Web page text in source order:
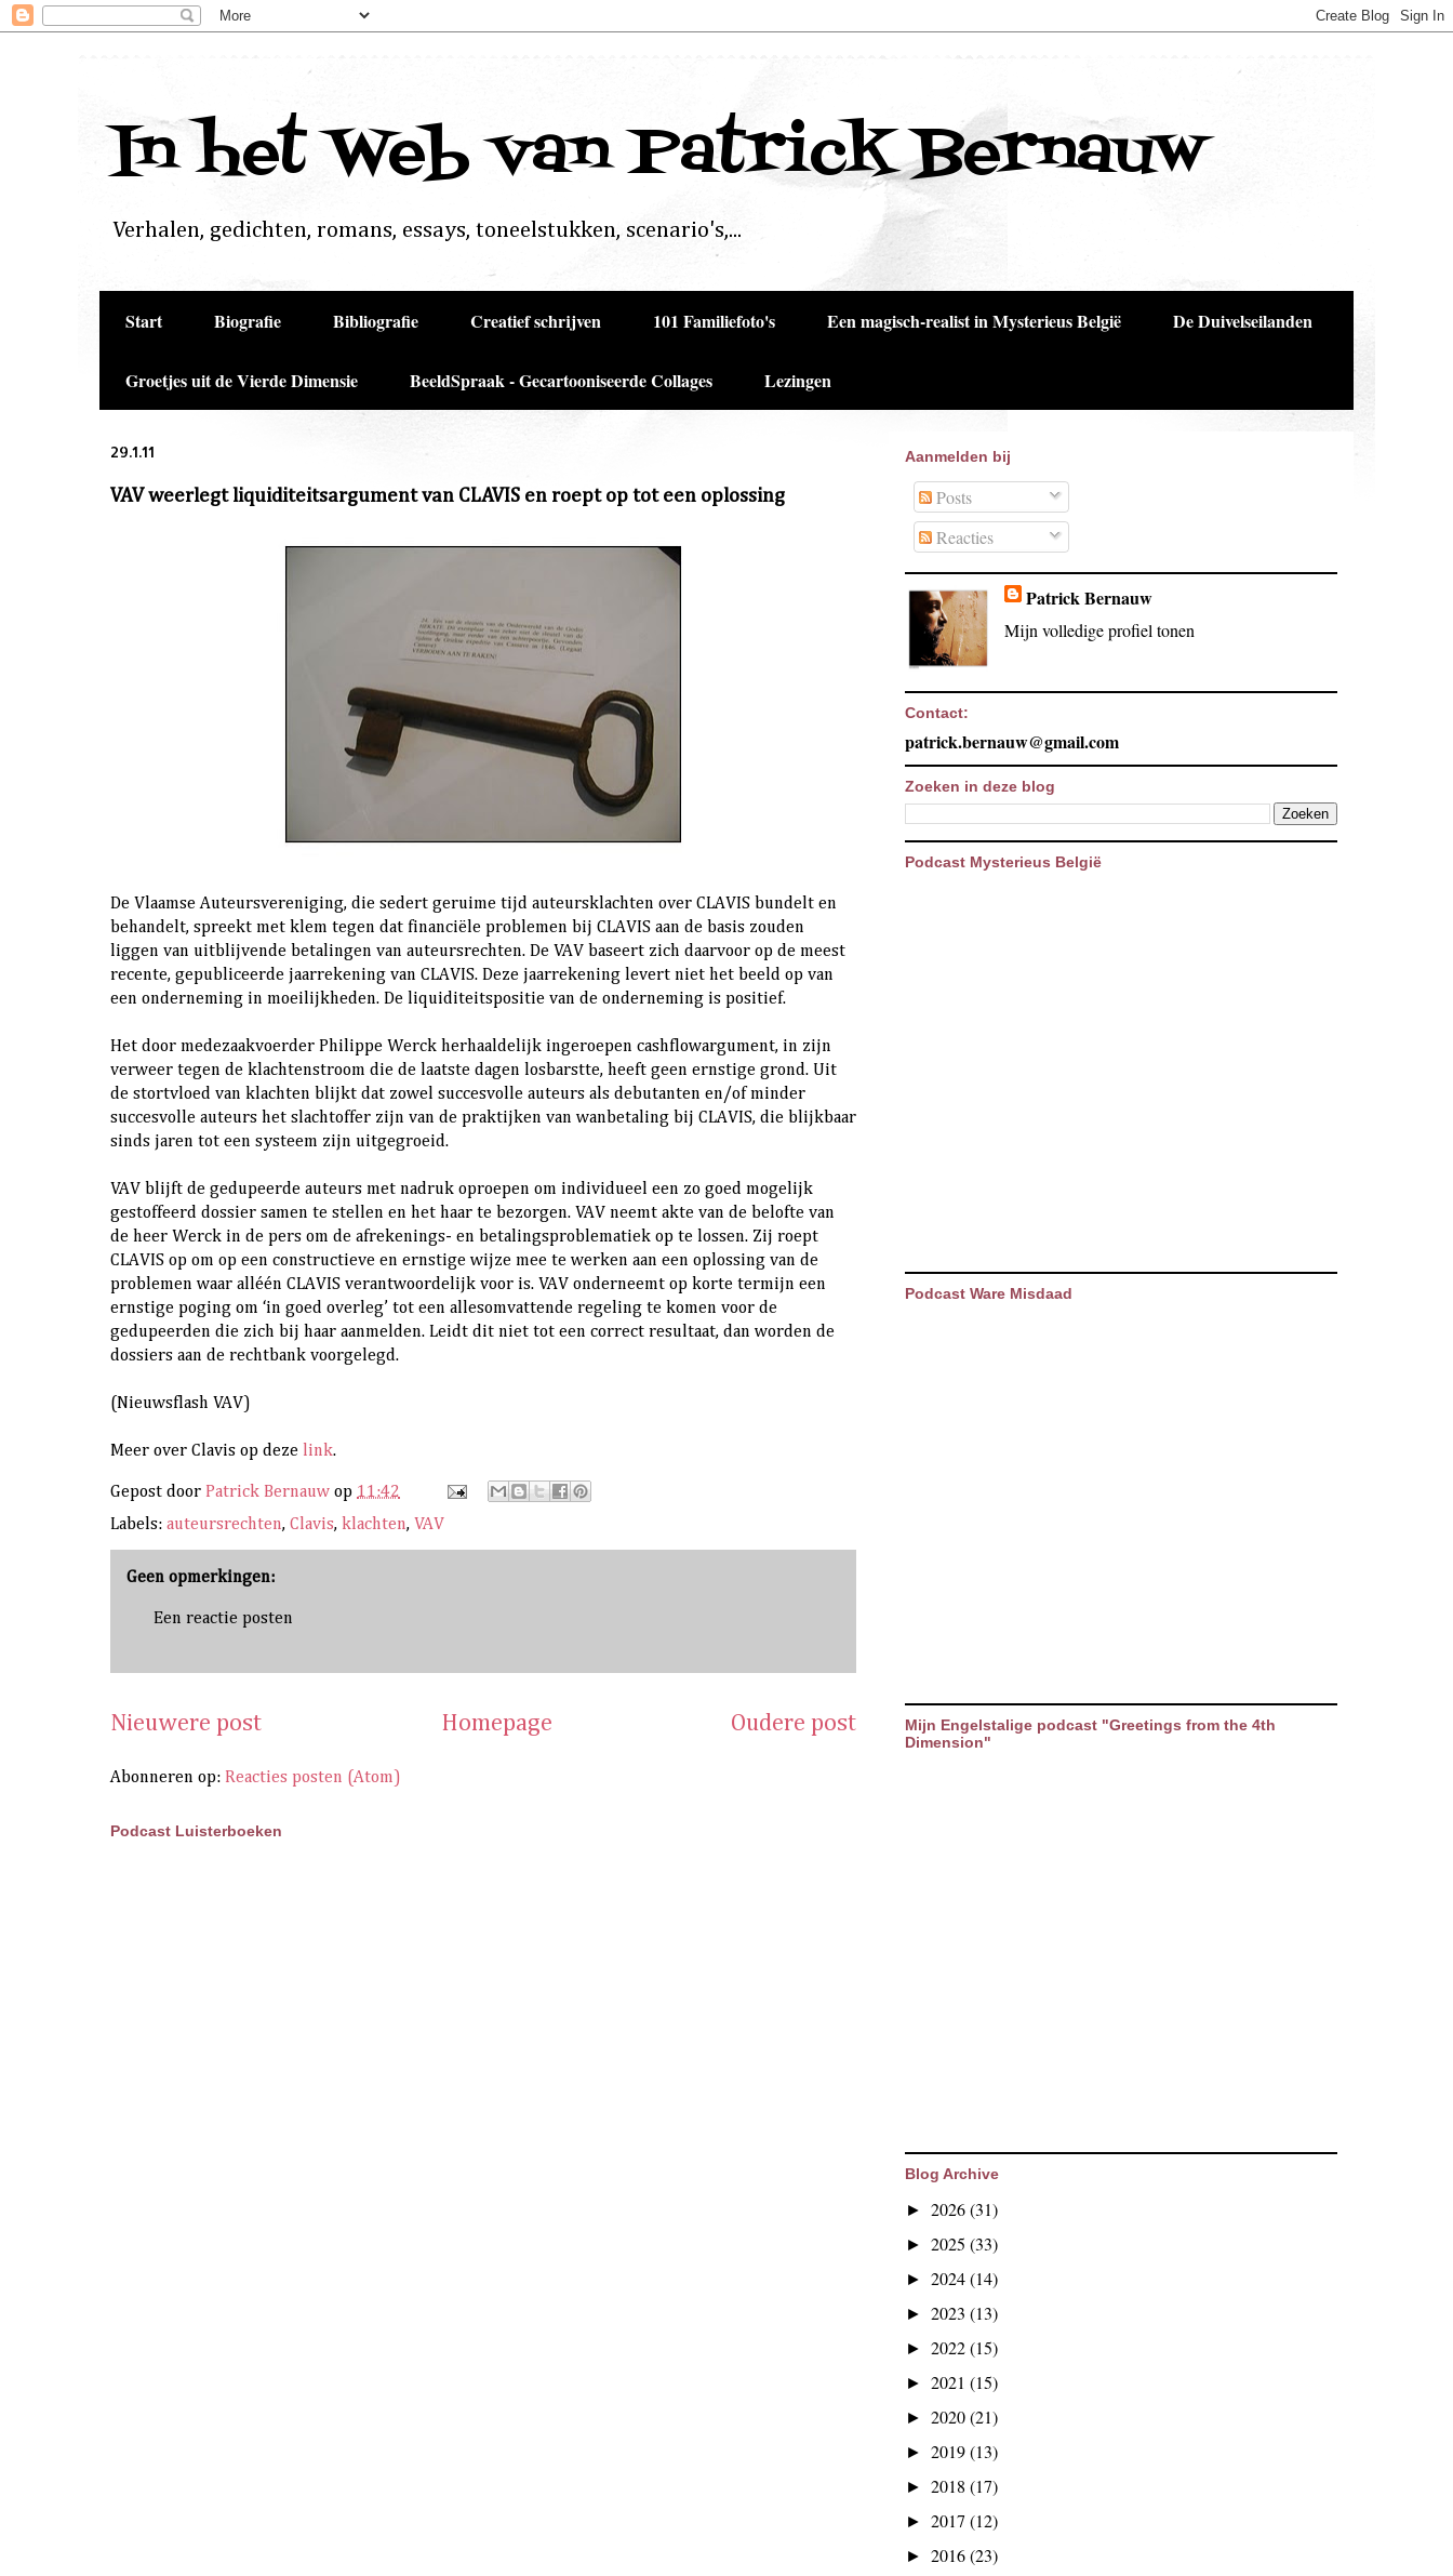
In het Web van Patrick Bernauw
Verhalen, gedichten, romans, essays, toneelstukken, scenario's,...
Start Biografie Bibliografie Creatief schrijven 101 Familiefoto's Een magisch-realist in Mysterieus België De Duivelseilanden
Groetjes uit de Vierde Dimensie BeeldSpraak - Gecartooniseerde Collages Lezingen
29.1.11
VAV weerlegt liquiditeitsargument van CLAVIS en roept op tot een oplossing
De Vlaamse Auteursvereniging, die sedert geruime tijd auteursklachten over CLAVIS bundelt en
behandelt, spreekt met klem tegen dat financiële problemen bij CLAVIS aan de basis zouden
liggen van uitblijvende betalingen van auteursrechten. De VAV baseert zich daarvoor op de meest
recente, gepubliceerde jaarrekening van CLAVIS. Deze jaarrekening levert niet het beeld op van
een onderneming in moeilijkheden. De liquiditeitspositie van de onderneming is positief.
Het door medezaakvoerder Philippe Werck herhaaldelijk ingeroepen cashflowargument, in zijn
verweer tegen de klachtenstroom die de laatste dagen losbarstte, heeft geen ernstige grond. Uit
de stortvloed van klachten blijkt dat zowel succesvolle auteurs als debutanten en/of minder
succesvolle auteurs het slachtoffer zijn van de praktijken van wanbetaling bij CLAVIS, die blijkbaar
sinds jaren tot een systeem zijn uitgegroeid.
VAV blijft de gedupeerde auteurs met nadruk oproepen om individueel een zo goed mogelijk
gestoffeerd dossier samen te stellen en het haar te bezorgen. VAV neemt akte van de belofte van
de heer Werck in de pers om de afrekenings- en betalingsproblematiek op te lossen. Zij roept
CLAVIS op om op een constructieve en ernstige wijze mee te werken aan een oplossing van de
problemen waar alléén CLAVIS verantwoordelijk voor is. VAV onderneemt op korte termijn een
ernstige poging om ‘in goed overleg’ tot een allesomvattende regeling te komen voor de
gedupeerden die zich bij haar aanmelden. Leidt dit niet tot een correct resultaat, dan worden de
dossiers aan de rechtbank voorgelegd.
(Nieuwsflash VAV)
Meer over Clavis op deze link.
Gepost door Patrick Bernauw op 11:42
Labels: auteursrechten, Clavis, klachten, VAV
Geen opmerkingen:
Een reactie posten
Nieuwere post Oudere post
Homepage
Abonneren op: Reacties posten (Atom)
Podcast Luisterboeken
Aanmelden bij
Posts
Reacties
Patrick Bernauw
Mijn volledige profiel tonen
Contact:
patrick.bernauw@gmail.com
Zoeken in deze blog
Podcast Mysterieus België
Podcast Ware Misdaad
Mijn Engelstalige podcast "Greetings from the 4th
Dimension"
Blog Archive
► 2026(31)
► 2025 (33)
► 2024(14)
► 2023 (13)
► 2022(15)
► 2021 (15)
► 2020(21)
► 2019(13)
► 2018 (17)
► 2017 (12)
► 2016(23)